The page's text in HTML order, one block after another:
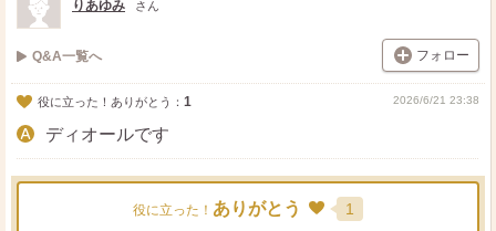
りあゆみ さん
Q&A一覧へ フォロー
役に立った！ありがとう： 1 2026/6/21 23:38
ディオールです
役に立った！ ありがとう 1